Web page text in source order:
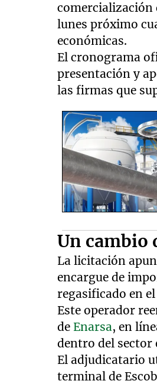
comercialización
lunes próximo
económicas.
El cronograma
presentación y
las firmas que
Un cambio
La licitación
encargue de
regasificado en
Este operador
deEnarsa, en
dentro del sector
El adjudicatario
terminal de